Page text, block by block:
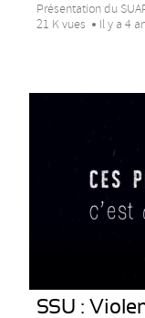
Présentation du
21 K vues
Il y a 4
SSU :